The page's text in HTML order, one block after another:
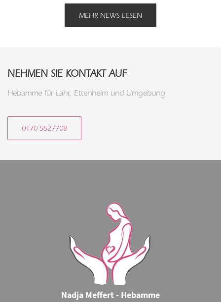
MEHR NEWS LESEN
NEHMEN SIE KONTAKT AUF
Hebamme für Lahr, Ettenheim und Umgebung
0170 5527708
Nadja Meffert - Hebamme